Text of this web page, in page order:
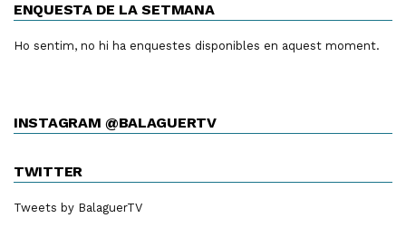
ENQUESTA DE LA SETMANA
Ho sentim, no hi ha enquestes disponibles en aquest moment.
INSTAGRAM @BALAGUERTV
TWITTER
Tweets by BalaguerTV